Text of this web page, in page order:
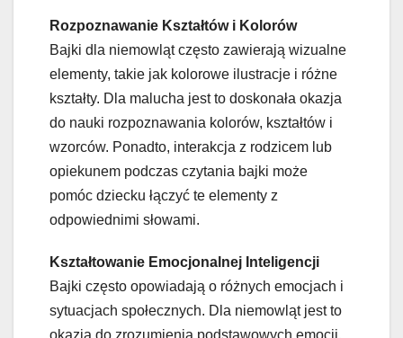
Rozpoznawanie Kształtów i Kolorów
Bajki dla niemowląt często zawierają wizualne
elementy, takie jak kolorowe ilustracje i różne
kształty. Dla malucha jest to doskonała okazja
do nauki rozpoznawania kolorów, kształtów i
wzorców. Ponadto, interakcja z rodzicem lub
opiekunem podczas czytania bajki może
pomóc dziecku łączyć te elementy z
odpowiednimi słowami.
Kształtowanie Emocjonalnej Inteligencji
Bajki często opowiadają o różnych emocjach i
sytuacjach społecznych. Dla niemowląt jest to
okazja do zrozumienia podstawowych emocji,